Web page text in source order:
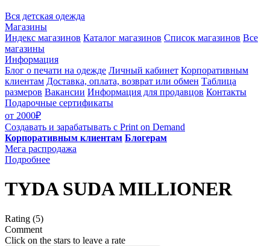
Вся детская одежда
Магазины
Индекс магазинов Каталог магазинов Список магазинов Все
магазины
Информация
Блог о печати на одежде Личный кабинет Корпоративным
клиентам Доставка, оплата, возврат или обмен Таблица
размеров Вакансии Информация для продавцов Контакты
Подарочные сертификаты
от 2000₽
Создавать и зарабатывать с Print on Demand
Корпоративным клиентам Блогерам
Мега распродажа
Подробнее
TYDA SUDA MILLIONER
Rating (5)
Comment
Click on the stars to leave a rate